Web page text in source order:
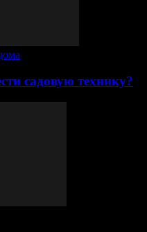
садовую технику?